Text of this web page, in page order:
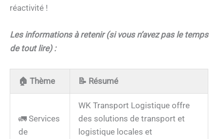
réactivité !
Les informations à retenir (si vous n’avez pas le temps
de tout lire) :
🏠 Thème 📝 Résumé
🚛 Services
de
WK Transport Logistique offre
des solutions de transport et
logistique locales et